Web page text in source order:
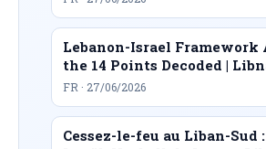
Lebanon-Israel Framework
the 14 Points Decoded |
FR · 27/06/2026
Cessez-le-feu au Liban-